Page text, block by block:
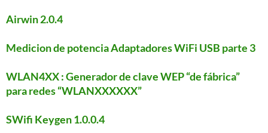
Airwin 2.0.4
Medicion de potencia Adaptadores WiFi USB parte 3
WLAN4XX : Generador de clave WEP “de fábrica”
para redes “WLANXXXXXX”
SWifi Keygen 1.0.0.4